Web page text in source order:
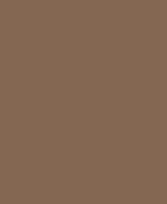
Emilia-Emilia-
Emilia-
de Cammini